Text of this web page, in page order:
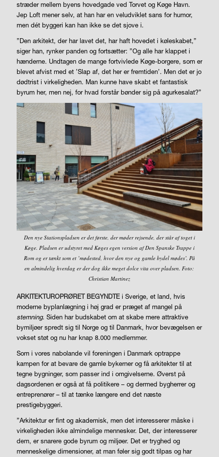
stræder mellem byens hovedgade ved Torvet og Køge Havn.
Jep Loft mener selv, at han har en veludviklet sans for humor,
men dét byggeri kan han ikke se det sjove i.
”Den arkitekt, der har lavet det, har haft hovedet i køleskabet,”
siger han, rynker panden og fortsætter: ”Og alle har klappet i
hænderne. Undtagen de mange fortvivlede Køge-borgere, som er
blevet afvist med et ’Slap af, det her er fremtiden’. Men det er jo
dødtrist i virkeligheden. Man kunne have skabt et fantastisk
byrum her, men nej, for hvad forstår bønder sig på agurkesalat?”
Den nye Stationspladsen er det første, der møder rejsende, der står af toget i
Køge. Pladsen er udstyret med Køges egen version af Den Spanske Trappe i
Rom og er tænkt som et ’mødested, hvor den nye og gamle bydel mødes’. På
en almindelig hverdag er der dog ikke meget dolce vita over pladsen. Foto:
Christian Martinez
ARKITEKTUROPRØRET BEGYNDTEi Sverige, et land, hvis
moderne byplanlægning i høj grad er præget af mangel på
stemning. Siden har budskabet om at skabe mere attraktive
bymiljøer spredt sig til Norge og til Danmark, hvor bevægelsen er
vokset støt og nu har knap 8.000 medlemmer.
Som i vores nabolande vil foreningen i Danmark optrappe
kampen for at bevare de gamle bykerner og få arkitekter til at
tegne bygninger, som passer ind i omgivelserne. Øverst på
dagsordenen er også at få politikere – og dermed bygherrer og
entreprenører – til at tænke længere end det næste
prestigebyggeri.
”Arkitektur er fint og akademisk, men det interesserer måske i
virkeligheden ikke almindelige mennesker. Det, der interesserer
dem, er snarere gode byrum og miljøer. Det er tryghed og
menneskelige dimensioner, at man føler sig godt tilpas og har